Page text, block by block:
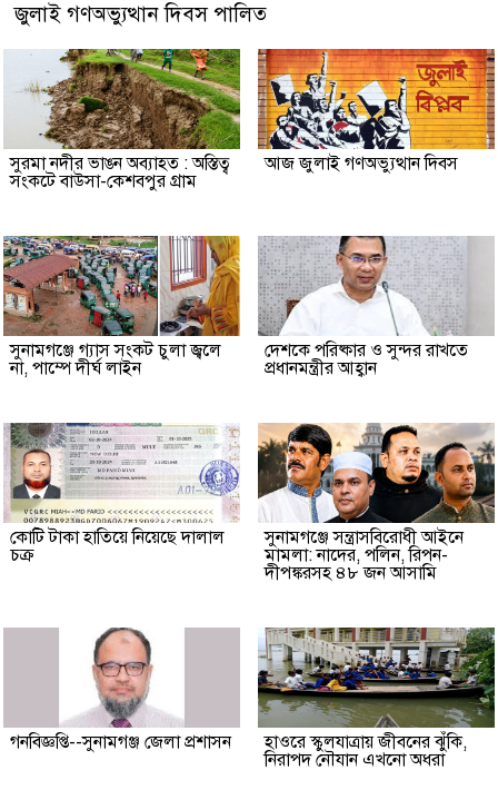
জুলাই গণঅভ্যুত্থান দিবস পালিত
সুরমা নদীর ভাঙন অব্যাহত : অস্তিত্ব
সংকটে বাউসা-কেশবপুর গ্রাম
আজ জুলাই গণঅভ্যুত্থান দিবস
সুনামগঞ্জে গ্যাস সংকট চুলা জ্বলে
না, পাম্পে দীর্ঘ লাইন
দেশকে পরিষ্কার ও সুন্দর রাখতে
প্রধানমন্ত্রীর আহ্বান
কোটি টাকা হাতিয়ে নিয়েছে দালাল
চক্র
‎সুনামগঞ্জে সন্ত্রাসবিরোধী আইনে
মামলা: নাদের, পলিন, রিপন-
দীপঙ্করসহ ৪৮ জন আসামি
গনবিজ্ঞপ্তি--সুনামগঞ্জ জেলা প্রশাসন
হাওরে স্কুলযাত্রায় জীবনের ঝুঁকি,
নিরাপদ নৌযান এখনো অধরা